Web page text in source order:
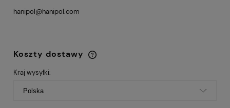
hanipol@hanipol.com
Koszty dostawy
Cena nie zawiera ewentualnych kosztów
płatności
Kraj wysyłki: